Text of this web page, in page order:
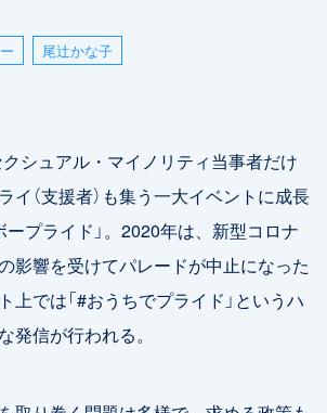
尾辻󠄀かな子
シュアル・マイノリティ当事者だけ
イ（支援者）も集う一大イベントに成長
ープライド」。2020年は、新型コロナ
影響を受けてパレードが中止になった
上では「#おうちでプライド」というハ
発信が行われる。